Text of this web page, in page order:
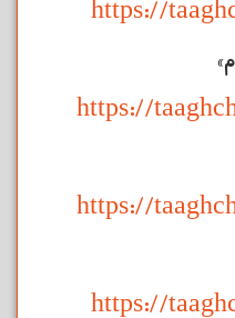
https://
https://
https://
https://